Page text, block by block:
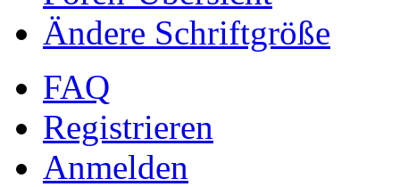
Ändere Schriftgröße
FAQ
Registrieren
Anmelden